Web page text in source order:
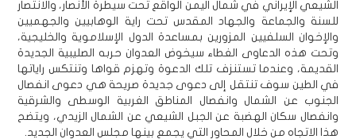
الشيعي الإيراني في شمال اليمن الواقع تحت سيطرة الأنصار، والانتصار
للسنة والجماعة والجهاد المقدس تحت راية الوهابيين والجهميين
والإخوان السلفيين المزورين بمساعدة الدول الإسلاموية والخليجية،
وتحت هذه الدعاوى الغطاء سيخوض العدوان حربه الصليبية الجديدة
القديمة، وعندما تستنزف تلك الدعوة وتهزم قواها وتنتكس راياتها
في الطين سوف تنتقل إلى دعوى جديدة صريحة هي دعوى انفصال
الجنوب عن الشمال وانفصال المناطق الغربية الوسطى والشرقية
وانفصال سكان الهضبة عن الجبل الشيعي عن الشمال الزيدي، ويتضح
هذا الاتجاه من خلال المحاور التي يجمع بينها مجلس العدوان الجديد.